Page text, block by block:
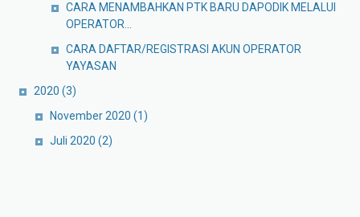
CARA MENAMBAHKAN PTK BARU DAPODIK MELALUI
OPERATOR...
CARA DAFTAR/REGISTRASI AKUN OPERATOR
YAYASAN
2020 (3)
November 2020 (1)
Juli 2020 (2)